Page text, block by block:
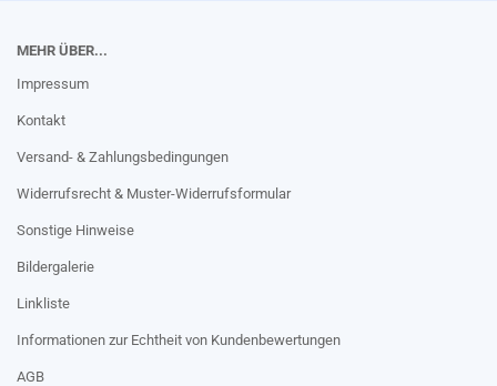
MEHR ÜBER...
Impressum
Kontakt
Versand- & Zahlungsbedingungen
Widerrufsrecht & Muster-Widerrufsformular
Sonstige Hinweise
Bildergalerie
Linkliste
Informationen zur Echtheit von Kundenbewertungen
AGB